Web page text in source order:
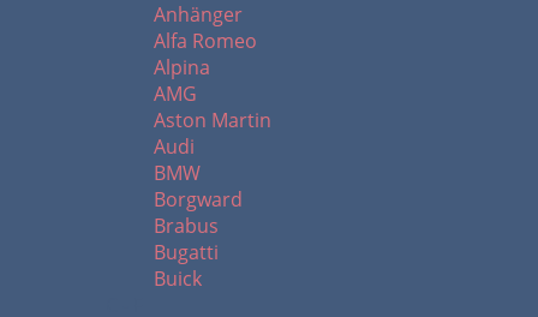
Anhänger
Alfa Romeo
Alpina
AMG
Aston Martin
Audi
BMW
Borgward
Brabus
Bugatti
Buick